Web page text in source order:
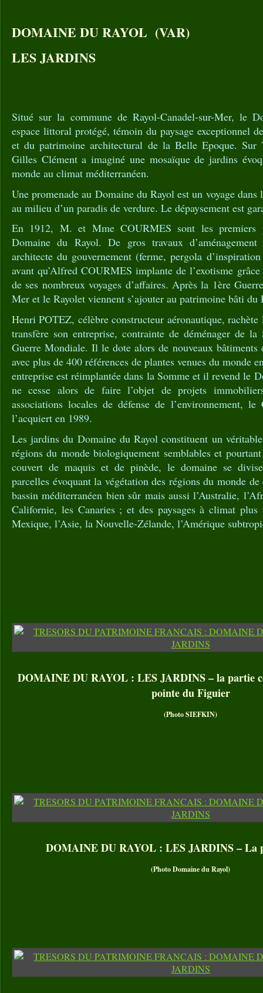
DOMAINE DU RAYOL (VAR)
LES JARDINS
Situé sur la commune de Rayol-Canadel-sur-Mer, le
espace littoral protégé, témoin du paysage exceptionnel
et du patrimoine architectural de la Belle Epoque. Sur
Gilles Clément a imaginé une mosaïque de jardins
monde au climat méditerranéen.
Une promenade au Domaine du Rayol est un voyage dans
au milieu d’un paradis de verdure. Le dépaysement est
En 1912, M. et Mme COURMES sont les premiers
Domaine du Rayol. De gros travaux
architecte du gouvernement (ferme, pergola
avant qu’Alfred COURMES implante de l’exotisme
de ses nombreux voyages d’affaires. Après la 1ère
Mer et le Rayolet viennent s’ajouter au patrimoine bâti du
Henri POTEZ, célèbre constructeur aéronautique,
transfère son entreprise, contrainte de déménager de
Guerre Mondiale. Il le dote alors de nouveaux bâtiments
avec plus de 400 références de plantes venues du monde
entreprise est réimplantée dans la Somme et il revend le
ne cesse alors de faire l’objet de projets
associations locales de défense de l’environnement,
l’acquiert en 1989.
Les jardins du Domaine du Rayol constituent un
régions du monde biologiquement semblables et
couvert de maquis et de pinède, le domaine se
parcelles évoquant la végétation des régions du monde
bassin méditerranéen bien sûr mais aussi l’Australie,
Californie, les Canaries ; et des paysages à climat
Mexique, l’Asie, la Nouvelle-Zélande, l’Amérique
DOMAINE DU RAYOL : LES JARDINS – la partie
pointe du Figuier
(Photo SIEFKIN)
DOMAINE DU RAYOL : LES JARDINS – La
(Photo Domaine du Rayol)